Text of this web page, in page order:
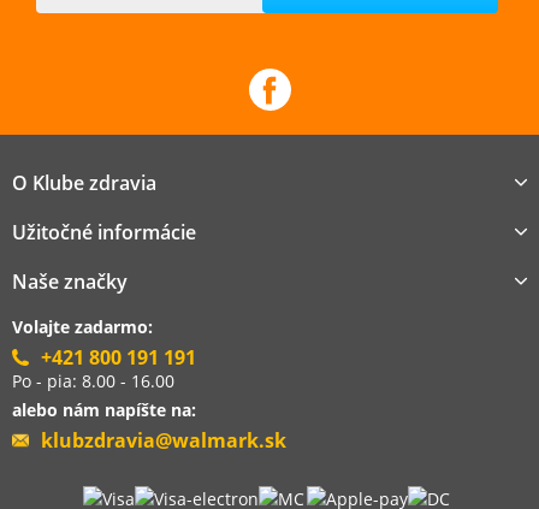
O Klube zdravia
Užitočné informácie
Naše značky
Volajte zadarmo:
+421 800 191 191
Po - pia: 8.00 - 16.00
alebo nám napíšte na:
klubzdravia@walmark.sk